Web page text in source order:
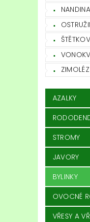
NANDINA
ZIMOLÉZ
AZALKY
STROMY
JAVORY
BYLINKY
OVOCNÉ
VŘESY A